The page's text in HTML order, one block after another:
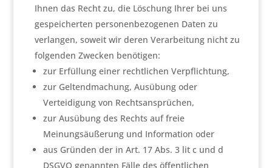
Ihnen das Recht zu, die Löschung Ihrer bei uns
gespeicherten personenbezogenen Daten zu
verlangen, soweit wir deren Verarbeitung nicht zu
folgenden Zwecken benötigen:
zur Erfüllung einer rechtlichen Verpflichtung,
zur Geltendmachung, Ausübung oder
Verteidigung von Rechtsansprüchen,
zur Ausübung des Rechts auf freie
Meinungsäußerung und Information oder
aus Gründen der in Art. 17 Abs. 3 lit c und d
DSGVO genannten Fälle des öffentlichen